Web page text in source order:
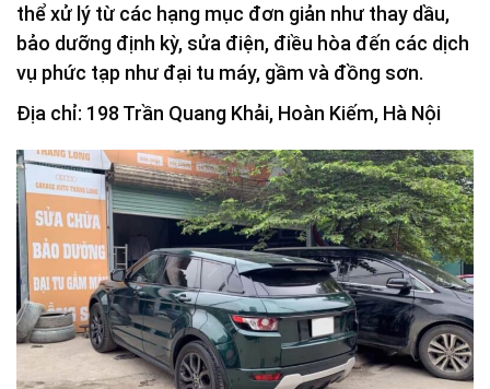
thể xử lý từ các hạng mục đơn giản như thay dầu,
bảo dưỡng định kỳ, sửa điện, điều hòa đến các dịch
vụ phức tạp như đại tu máy, gầm và đồng sơn.
Địa chỉ: 198 Trần Quang Khải, Hoàn Kiếm, Hà Nội